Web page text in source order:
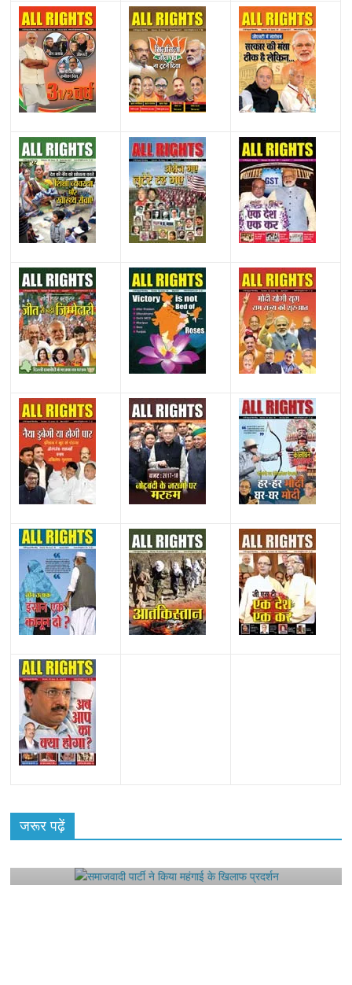
जरूर पढ़ें
राजनीतिक
समाजवादी पार्टी ने किया महंगाई के खिलाफ प्रदर्शन